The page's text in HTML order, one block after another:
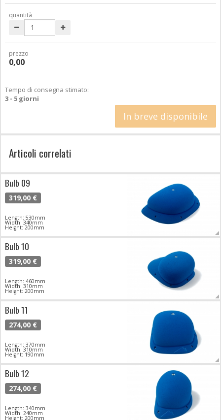
quantità
prezzo
0,00
Tempo di consegna stimato:
3 - 5 giorni
In breve disponibile
Articoli correlati
Bulb 09
319,00 €
Length: 530mm
Width: 340mm
Height: 200mm
Bulb 10
319,00 €
Length: 460mm
Width: 310mm
Height: 200mm
Bulb 11
274,00 €
Length: 370mm
Width: 310mm
Height: 190mm
Bulb 12
274,00 €
Length: 340mm
Width: 240mm
Height: 200mm